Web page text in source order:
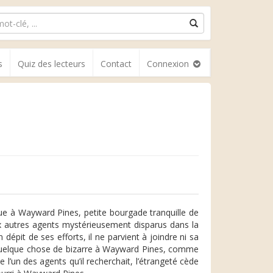
Quiz des lecteurs Contact Connexion
à Wayward Pines, petite bourgade tranquille de
agents mystérieusement disparus dans la
dépit de ses efforts, il ne parvient à joindre ni sa
chose de bizarre à Wayward Pines, comme
des agents qu’il recherchait, l’étrangeté cède